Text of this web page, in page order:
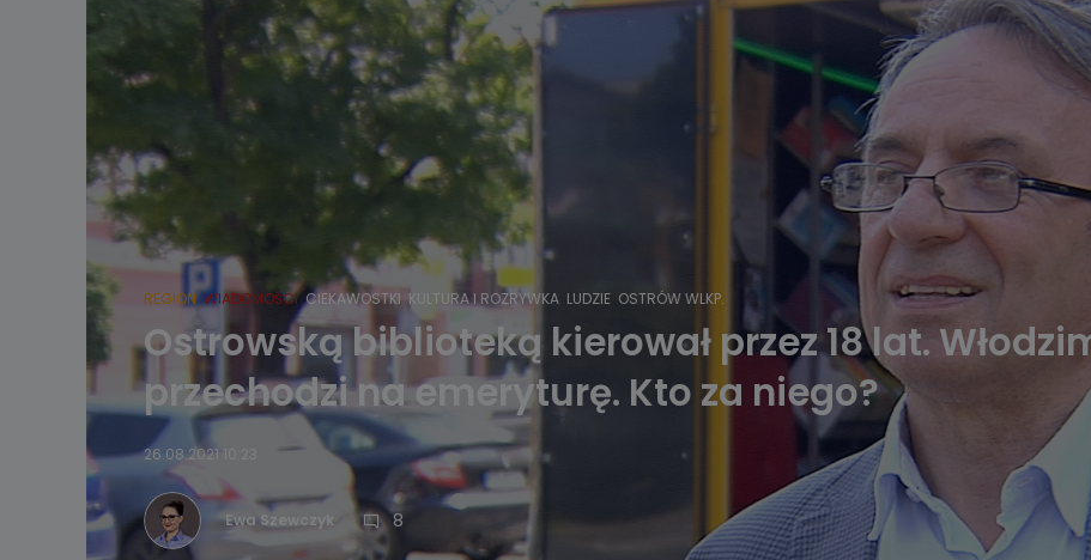
REGION WIADOMOŚCI CIEKAWOSTKI KULTURA I ROZRYWKA LUDZIE OSTRÓW WLKP.
Ostrowską biblioteką kierował przez 18 lat.
przechodzi na emeryturę. Kto za niego?
26.08.2021 10:23
Ewa Szewczyk 8